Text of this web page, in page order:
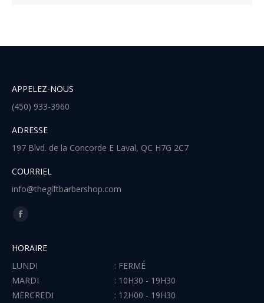
APPELEZ-NOUS
(450) 933-3960
ADRESSE
197 Blvd. de la Concorde E Laval, QC H7G 2C7
COURRIEL
info@thegiftbarbershop​.com
Trouvez nous sur :
Facebook
opens
in
new
window
HORAIRE
LUNDI
: FERMÉ
MARDI
: 10H30 - 19H30
MERCREDI
: 12H00 - 19H30